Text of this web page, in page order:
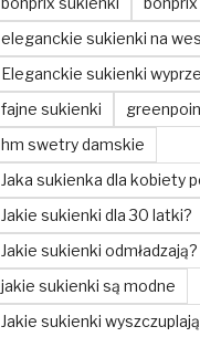
eleganckie sukienki na
Eleganckie sukienki
fajne sukienki
hm swetry damskie
Jaka sukienka dla kobiety
Jakie sukienki dla 30 latki?
Jakie sukienki odmładzają?
jakie sukienki są modne
Jakie sukienki